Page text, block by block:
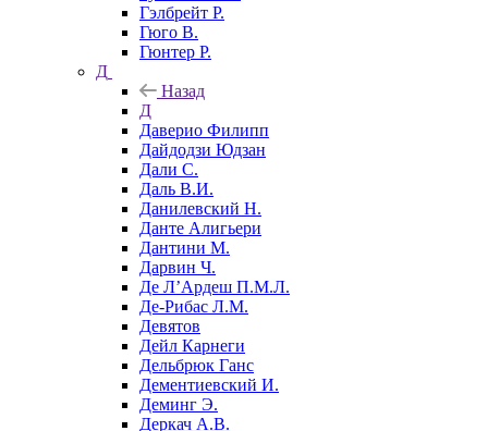
Гэлбрейт Р.
Гюго В.
Гюнтер Р.
Д
Назад
Д
Даверио Филипп
Дайдодзи Юдзан
Дали С.
Даль В.И.
Данилевский Н.
Данте Алигьери
Дантини М.
Дарвин Ч.
Де Л’Ардеш П.М.Л.
Де-Рибас Л.М.
Девятов
Дейл Карнеги
Дельбрюк Ганс
Дементиевский И.
Деминг Э.
Деркач А.В.